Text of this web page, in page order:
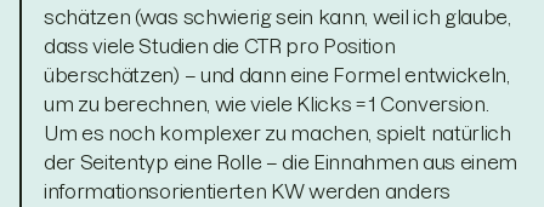
schätzen (was schwierig sein kann, weil ich glaube,
dass viele Studien die CTR pro Position
überschätzen) – und dann eine Formel entwickeln,
um zu berechnen, wie viele Klicks = 1 Conversion.
Um es noch komplexer zu machen, spielt natürlich
der Seitentyp eine Rolle – die Einnahmen aus einem
informationsorientierten KW werden anders